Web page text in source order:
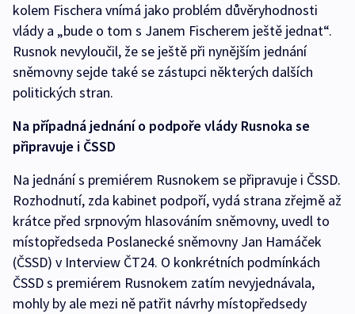
kolem Fischera vnímá jako problém důvěryhodnosti
vlády a „bude o tom s Janem Fischerem ještě jednat“.
Rusnok nevyloučil, že se ještě při nynějším jednání
sněmovny sejde také se zástupci některých dalších
politických stran.
Na případná jednání o podpoře vlády Rusnoka se
připravuje i ČSSD
Na jednání s premiérem Rusnokem se připravuje i ČSSD.
Rozhodnutí, zda kabinet podpoří, vydá strana zřejmě až
krátce před srpnovým hlasováním sněmovny, uvedl to
místopředseda Poslanecké sněmovny Jan Hamáček
(ČSSD) v Interview ČT24. O konkrétních podmínkách
ČSSD s premiérem Rusnokem zatím nevyjednávala,
mohly by ale mezi ně patřit návrhy místopředsedy